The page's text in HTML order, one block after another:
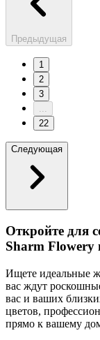
Предыдущая
1
2
3
...
22
Следующая
Откройте для
Sharm Flowery
Ищете идеальные
вас ждут
вас и ваших
цветов,
прямо к вашему